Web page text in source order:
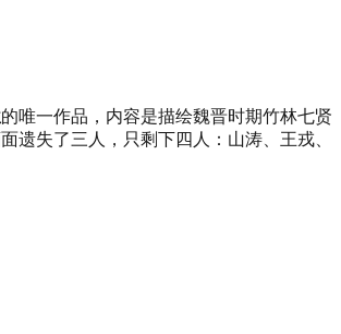
的唯一作品，内容是描绘魏晋时期竹林七贤
遗失了三人，只剩下四人：山涛、王戎、